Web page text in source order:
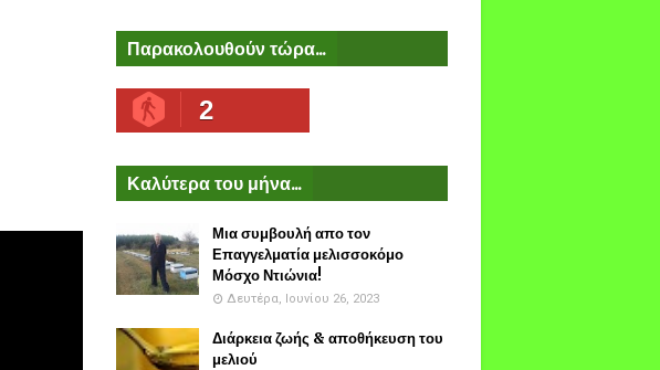
Παρακολουθούν τώρα...
2
Καλύτερα του μήνα...
Μια συμβουλή απο τον
Επαγγελματία μελισσοκόμο
Μόσχο Ντιώνια!
Δευτέρα, Ιουνίου 26, 2023
Διάρκεια ζωής & αποθήκευση του
μελιού